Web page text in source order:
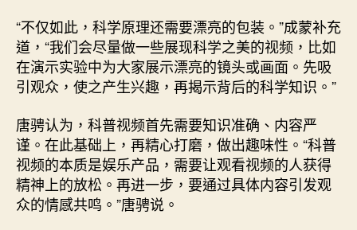
“不仅如此，科学原理还需要漂亮的包装。”成蒙补充
道，“我们会尽量做一些展现科学之美的视频，比如
在演示实验中为大家展示漂亮的镜头或画面。先吸
引观众，使之产生兴趣，再揭示背后的科学知识。”
唐骋认为，科普视频首先需要知识准确、内容严
谨。在此基础上，再精心打磨，做出趣味性。“科普
视频的本质是娱乐产品，需要让观看视频的人获得
精神上的放松。再进一步，要通过具体内容引发观
众的情感共鸣。”唐骋说。